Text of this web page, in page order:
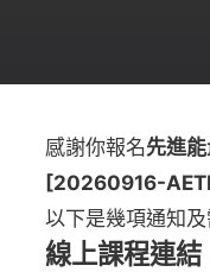
感謝你報名先進
[20260916-
以下是幾項通知
線上課程連結